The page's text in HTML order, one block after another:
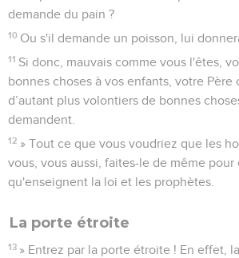
demande du pain ?
10 Ou s'il demande un poisson, lui
11 Si donc, mauvais comme vous l'êtes,
bonnes choses à vos enfants, votre Père
d’autant plus volontiers de bonnes
demandent.
12 » Tout ce que vous voudriez que les
vous, vous aussi, faites-le de même pour
qu'enseignent la loi et les prophètes.
La porte étroite
13 » Entrez par la porte étroite ! En effet,